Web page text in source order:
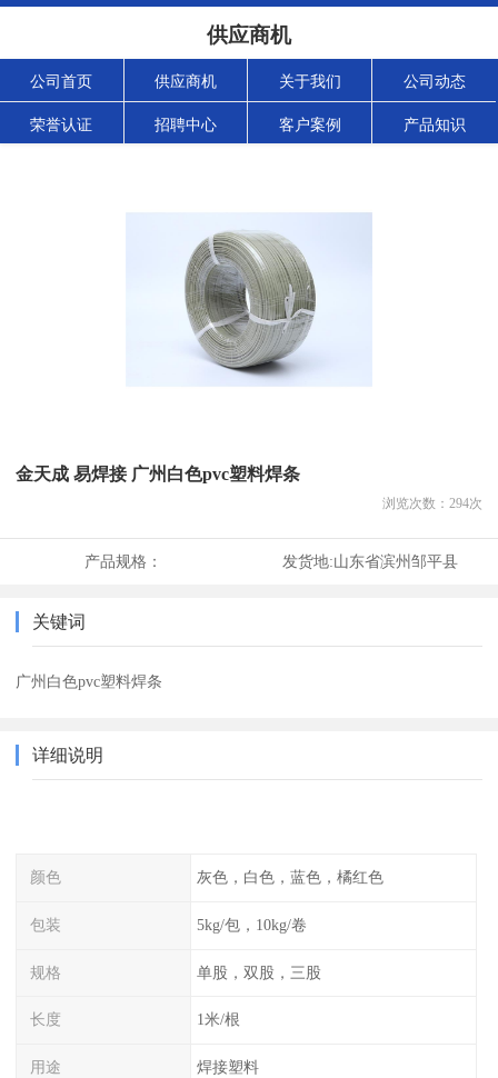
供应商机
公司首页 供应商机 关于我们 公司动态
荣誉认证 招聘中心 客户案例 产品知识
金天成 易焊接 广州白色pvc塑料焊条
浏览次数： 294次
产品规格： 发货地:山东省滨州邹平县
关键词
广州白色pvc塑料焊条
详细说明
颜色 灰色，白色，蓝色，橘红色
包装 5kg/包，10kg/卷
规格 单股，双股，三股
长度 1米/根
用途 焊接塑料